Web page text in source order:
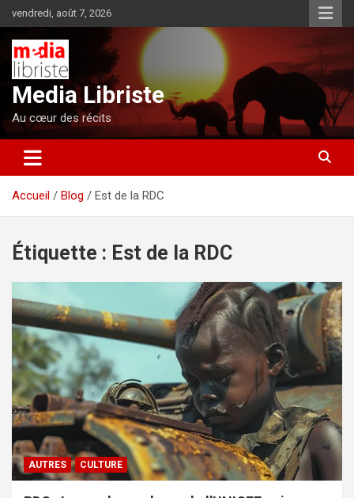
au
contenu
vendredi, août 7, 2026
Media Libriste
Au cœur des récits
Accueil Blog Est de la RDC
Étiquette : Est de la RDC
AUTRES CULTURE